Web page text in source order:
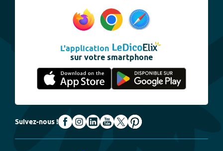
L'application
sur votre smartphone
Suivez-nous !